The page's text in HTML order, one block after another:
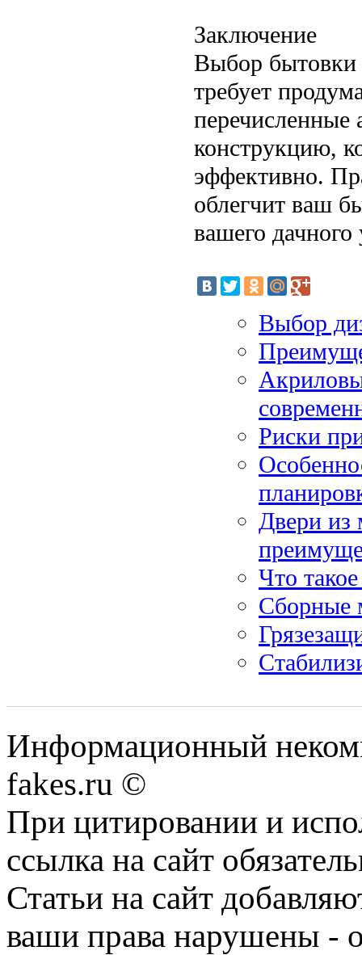
Заключение
Выбор бытовки
требует
перечисленные
конструкцию,
эффективно.
облегчит ваш
вашего дачного
Выбор
Риски
Двери из
Что
Сборные
Информационный
fakes.ru ©
При цитировании и
ссылка на сайт
Статьи на сайт
ваши права нарушены -